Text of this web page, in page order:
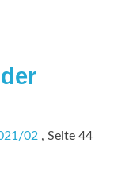
02 , Seite 44